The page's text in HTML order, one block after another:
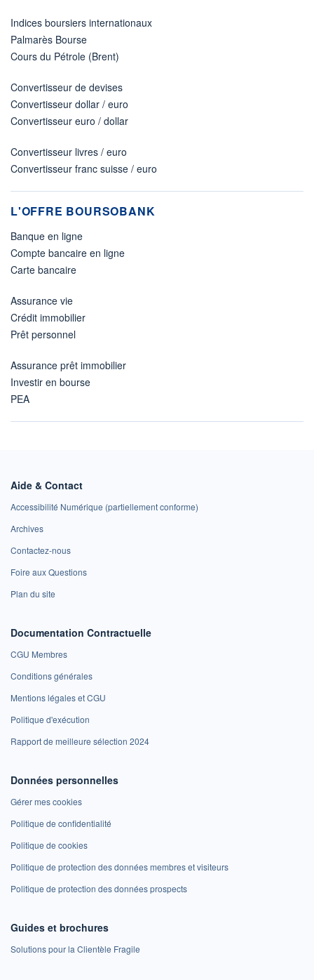
Indices boursiers internationaux
Palmarès Bourse
Cours du Pétrole (Brent)
Convertisseur de devises
Convertisseur dollar / euro
Convertisseur euro / dollar
Convertisseur livres / euro
Convertisseur franc suisse / euro
L'OFFRE BOURSOBANK
Banque en ligne
Compte bancaire en ligne
Carte bancaire
Assurance vie
Crédit immobilier
Prêt personnel
Assurance prêt immobilier
Investir en bourse
PEA
Aide & Contact
Accessibilité Numérique (partiellement conforme)
Archives
Contactez-nous
Foire aux Questions
Plan du site
Documentation Contractuelle
CGU Membres
Conditions générales
Mentions légales et CGU
Politique d'exécution
Rapport de meilleure sélection 2024
Données personnelles
Gérer mes cookies
Politique de confidentialité
Politique de cookies
Politique de protection des données membres et visiteurs
Politique de protection des données prospects
Guides et brochures
Solutions pour la Clientèle Fragile